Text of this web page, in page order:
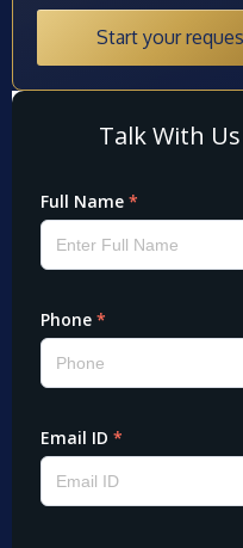
Start your